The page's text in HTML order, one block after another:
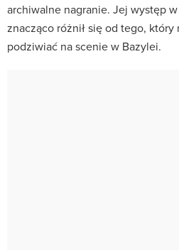
archiwalne nagranie. Jej występ
znacząco różnił się od tego,
podziwiać na scenie w Bazylei.